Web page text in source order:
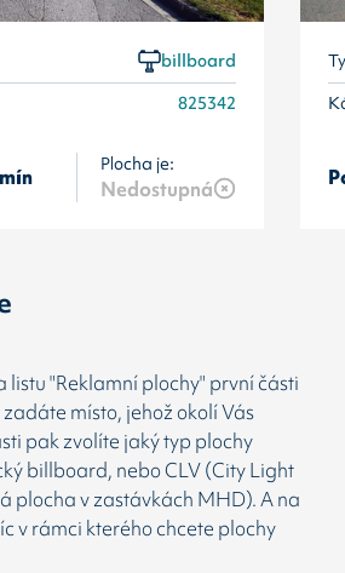
billboard
825342
Plocha je:
Nedostupná
"Reklamní plochy" první části
místo, jehož okolí Vás
pak zvolíte jaký typ plochy
billboard, nebo CLV (City Light
plocha v zastávkách MHD). A na
v rámci kterého chcete plochy